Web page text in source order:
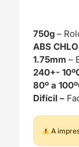
750g –
ABS
1.75mm–
240+-
80º a
Difícil –
A